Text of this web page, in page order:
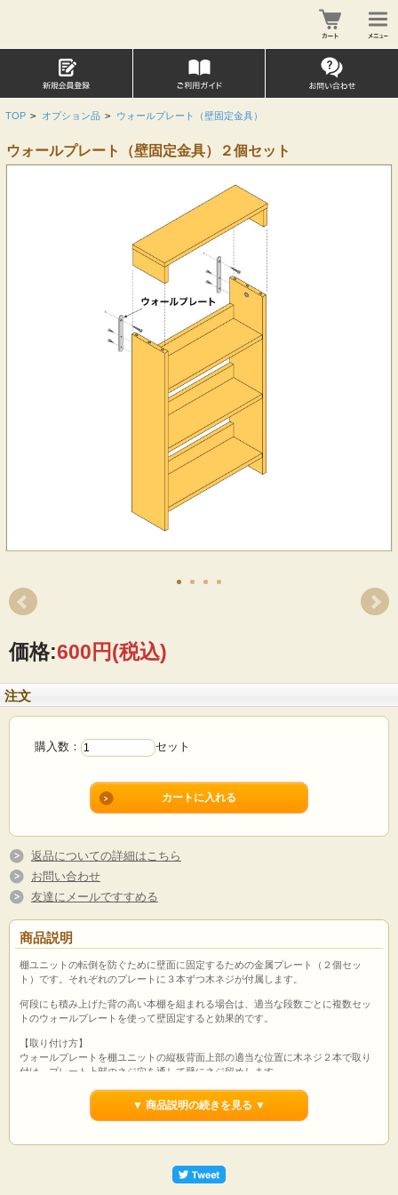
TOP > オプション品 > ウォールプレート（壁固定金具）
ウォールプレート（壁固定金具）２個セット
価格:600円(税込)
注文
購入数： セット
返品についての詳細はこちら
お問い合わせ
友達にメールですすめる
商品説明
棚ユニットの転倒を防ぐために壁面に固定するための金属プレート（２個セッ
ト）です。それぞれのプレートに３本ずつ木ネジが付属します。
何段にも積み上げた背の高い本棚を組まれる場合は、適当な段数ごとに複数セッ
トのウォールプレートを使って壁固定すると効果的です。
【取り付け方】
ウォールプレートを棚ユニットの縦板背面上部の適当な位置に木ネジ２本で取り
付け、プレート上部のネジ穴を通して壁にネジ留めします。
※ウォールプレートだけをご購入いただく場合の送料は210円～となります。（お
支払方法は銀行振込またはクレジットカードになります。）システム上送料が
▼ 商品説明の続きを見る ▼